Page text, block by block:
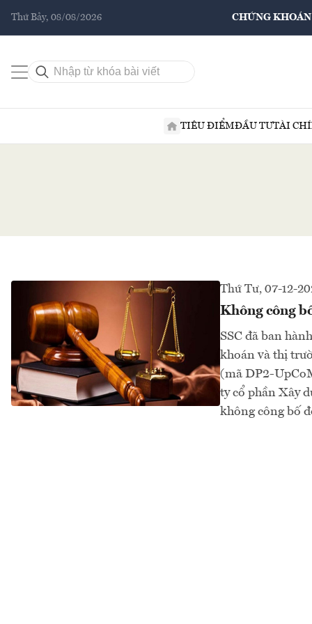
Thứ Bảy, 08/08/2026 CHỨNG KHOÁN
TIÊU ĐIỂMĐẦU TƯTÀI
Thứ Tư, 07-12-
Không công
SSC đã ban
khoán và thị
(mã DP2-
ty cổ phần Xây
không công bố